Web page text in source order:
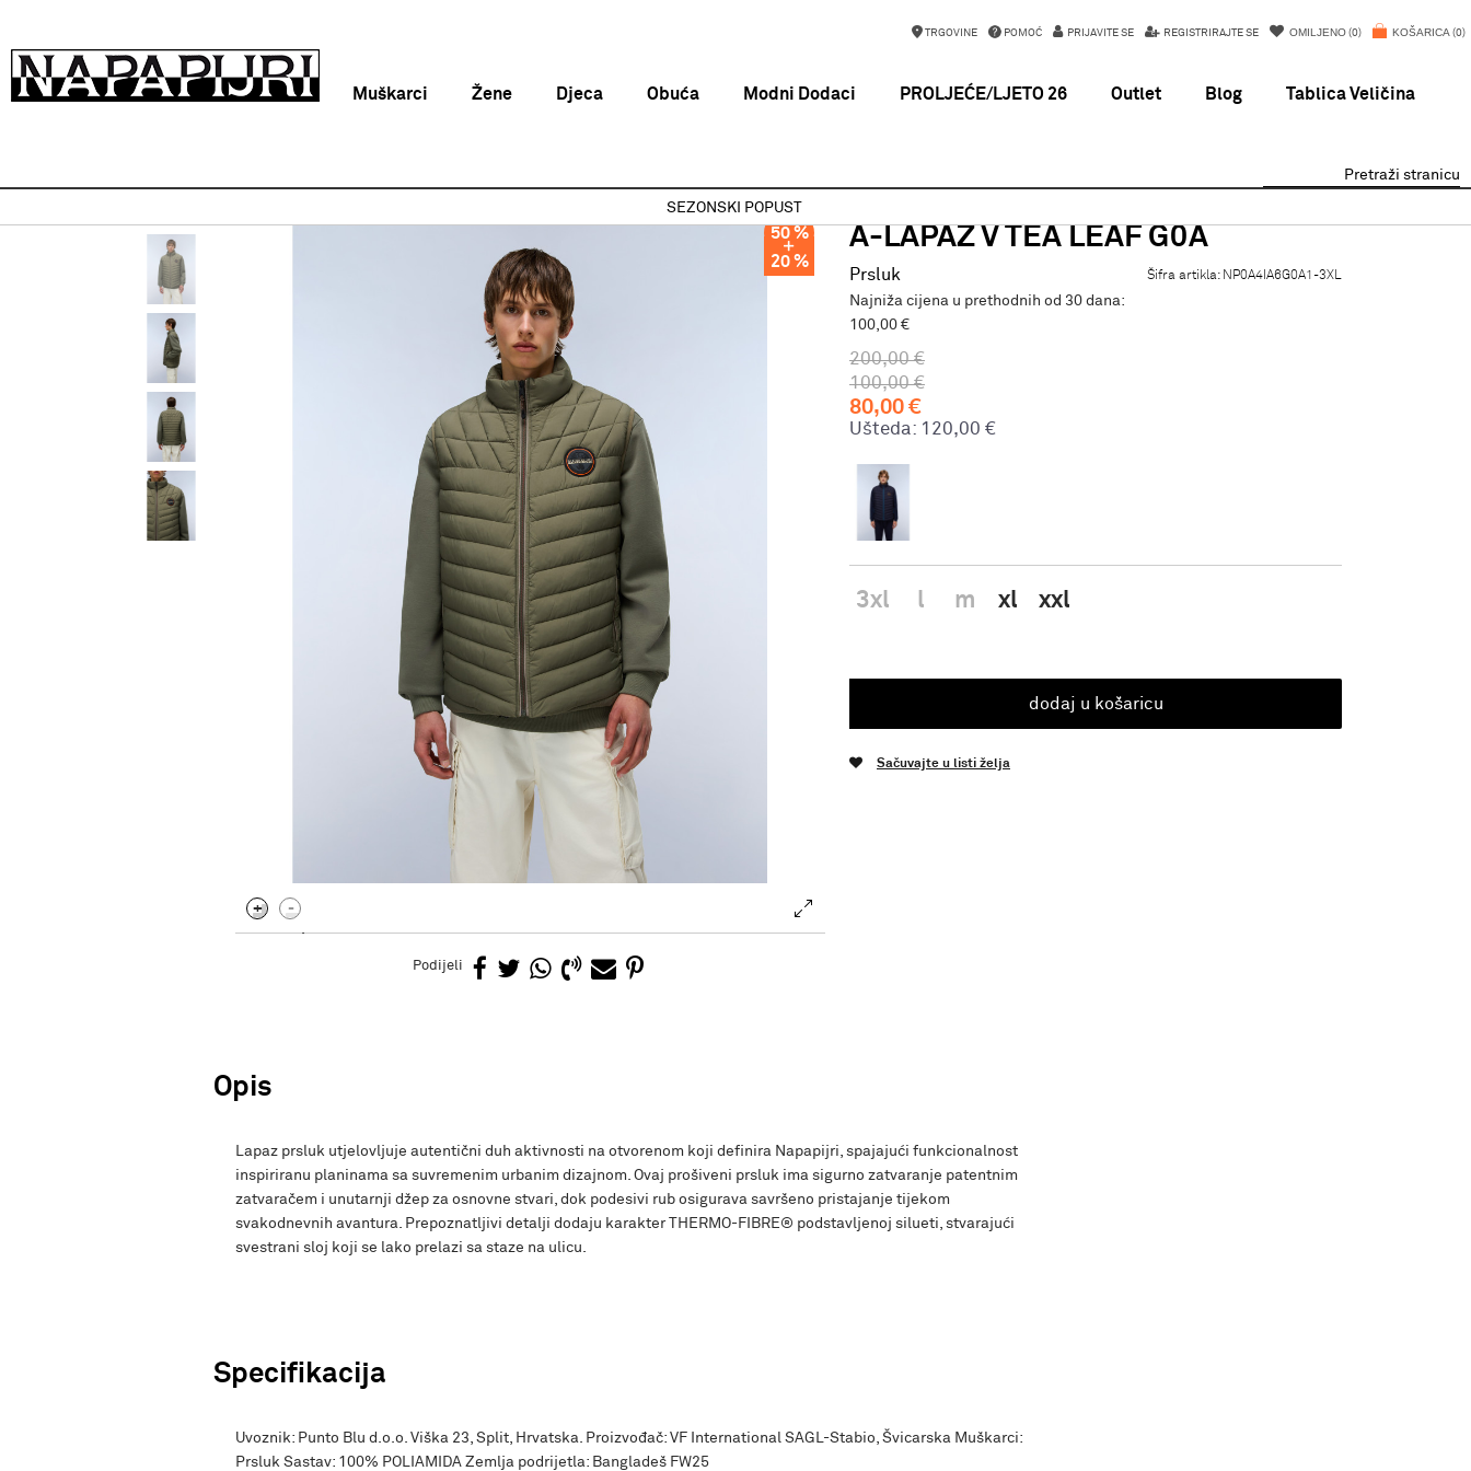
KOŠARICA 0
OMILJENO 0
PRIJAVITE SE REGISTRIRAJTE SE
TRGOVINE POMOĆ
Muškarci Žene Djeca Obuća Modni Dodaci PROLJEĆE/LJETO 26 Outlet Blog Tablica Veličina
Pretraži stranicu
SEZONSKI POPUST
.
50 %
20 %
Podijeli
A-LAPAZ V TEA LEAF G0A
Prsluk Šifra artikla: NP0A4IA6G0A1-3XL
Najniža cijena u prethodnih od 30 dana:
100,00 €
200,00 €
100,00 €
80,00 €
Ušteda: 120,00 €
3xl l m xl xxl
dodaj u košaricu
Sačuvajte u listi želja
Opis
Lapaz prsluk utjelovljuje autentični duh aktivnosti na otvorenom koji definira Napapijri, spajajući funkcionalnost
inspiriranu planinama sa suvremenim urbanim dizajnom. Ovaj prošiveni prsluk ima sigurno zatvaranje patentnim
zatvaračem i unutarnji džep za osnovne stvari, dok podesivi rub osigurava savršeno pristajanje tijekom
svakodnevnih avantura. Prepoznatljivi detalji dodaju karakter THERMO-FIBRE® podstavljenoj silueti, stvarajući
svestrani sloj koji se lako prelazi sa staze na ulicu.
Specifikacija
Uvoznik: Punto Blu d.o.o. Viška 23, Split, Hrvatska. Proizvođač: VF International SAGL-Stabio, Švicarska Muškarci:
Prsluk Sastav: 100% POLIAMIDA Zemlja podrijetla: Bangladeš FW25